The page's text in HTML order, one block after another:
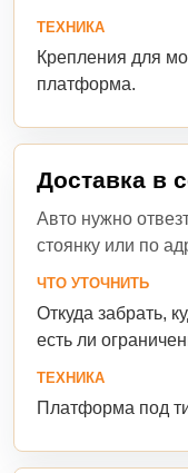
ТЕХНИКА
Крепления для
платформа.
Доставка в
Авто нужно
стоянку или по
ЧТО УТОЧНИТЬ
Откуда забрать,
есть ли
ТЕХНИКА
Платформа под